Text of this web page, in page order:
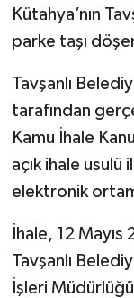
Kütahya’nın
parke taşı
Tavşanlı
tarafından
Kamu İhale
açık ihale usulü
elektronik
İhale, 12
Tavşanlı
İşleri
Gündem
Hisarcık
İlçeler
Kültür
Kütahya